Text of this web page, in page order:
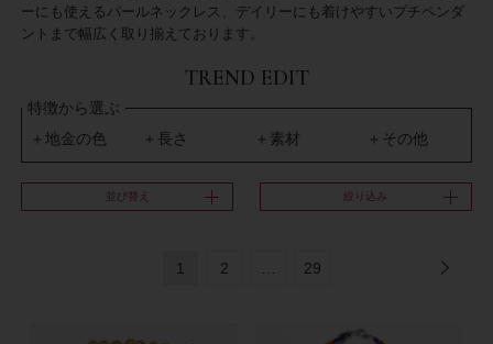
ーにも使えるパールネックレス、デイリーにも着けやすいプチペンダ
ントまで幅広く取り揃えております。
TREND EDIT
特徴から選ぶ
地金の色
長さ 素材 その他
並び替え 絞り込み
1 2 … 29